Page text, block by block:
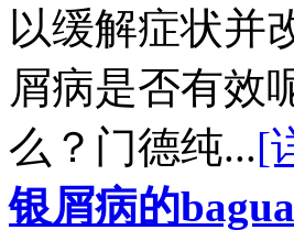
以缓解症状并
屑病是否有效
么？门德纯...[
银屑病的